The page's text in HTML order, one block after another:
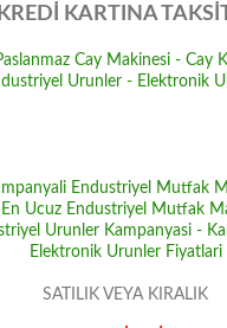
KREDİ KARTINA
SATILIK VEYA KIRALIK